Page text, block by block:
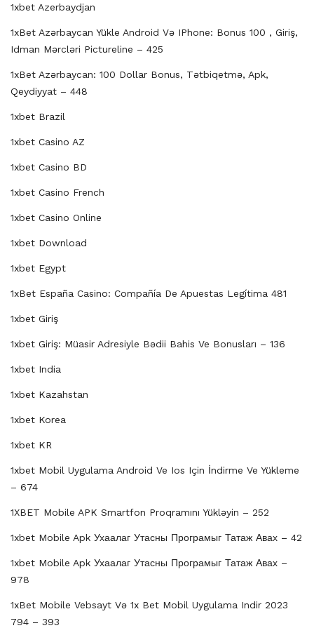
1xbet Azerbaydjan
1xBet Azərbaycan Yükle Android Və IPhone: Bonus 100 , Giriş,
Idman Mərcləri Pictureline – 425
1xBet Azərbaycan: 100 Dollar Bonus, Tətbiqetmə, Apk,
Qeydiyyat – 448
1xbet Brazil
1xbet Casino AZ
1xbet Casino BD
1xbet Casino French
1xbet Casino Online
1xbet Download
1xbet Egypt
1xBet España Casino: Compañía De Apuestas Legítima 481
1xbet Giriş
1xbet Giriş: Müasir Adresiyle Bədii Bahis Ve Bonusları – 136
1xbet India
1xbet Kazahstan
1xbet Korea
1xbet KR
1xbet Mobil Uygulama Android Ve Ios Için İndirme Ve Yükleme
– 674
1XBET Mobile APK Smartfon Proqramını Yükləyin – 252
1xbet Mobile Apk Ухаалаг Утасны Програмыг Татаж Авах – 42
1xbet Mobile Apk Ухаалаг Утасны Програмыг Татаж Авах –
978
1xBet Mobile Vebsayt Və 1x Bet Mobil Uygulama Indir 2023
794 – 393